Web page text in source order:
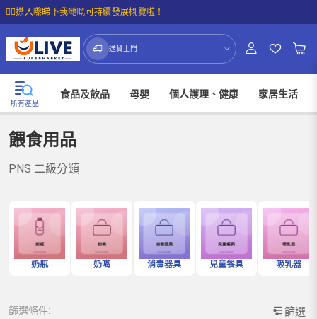
☝🏼㩒入嚟睇下我哋嘅可持續發展概覽啦！
送貨上門
所有產品
食品及飲品 母嬰 個人護理、健康 家居生活
餵食用品
PNS 二級分類
奶瓶 奶嘴 消毒器具 兒童餐具 吸乳器
篩選條件: 篩選